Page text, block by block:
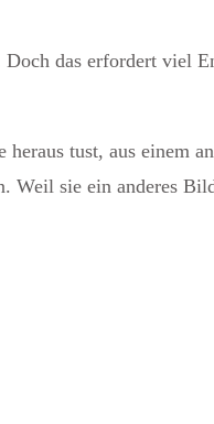
das erfordert viel
tust, aus einem
Weil sie ein anderes